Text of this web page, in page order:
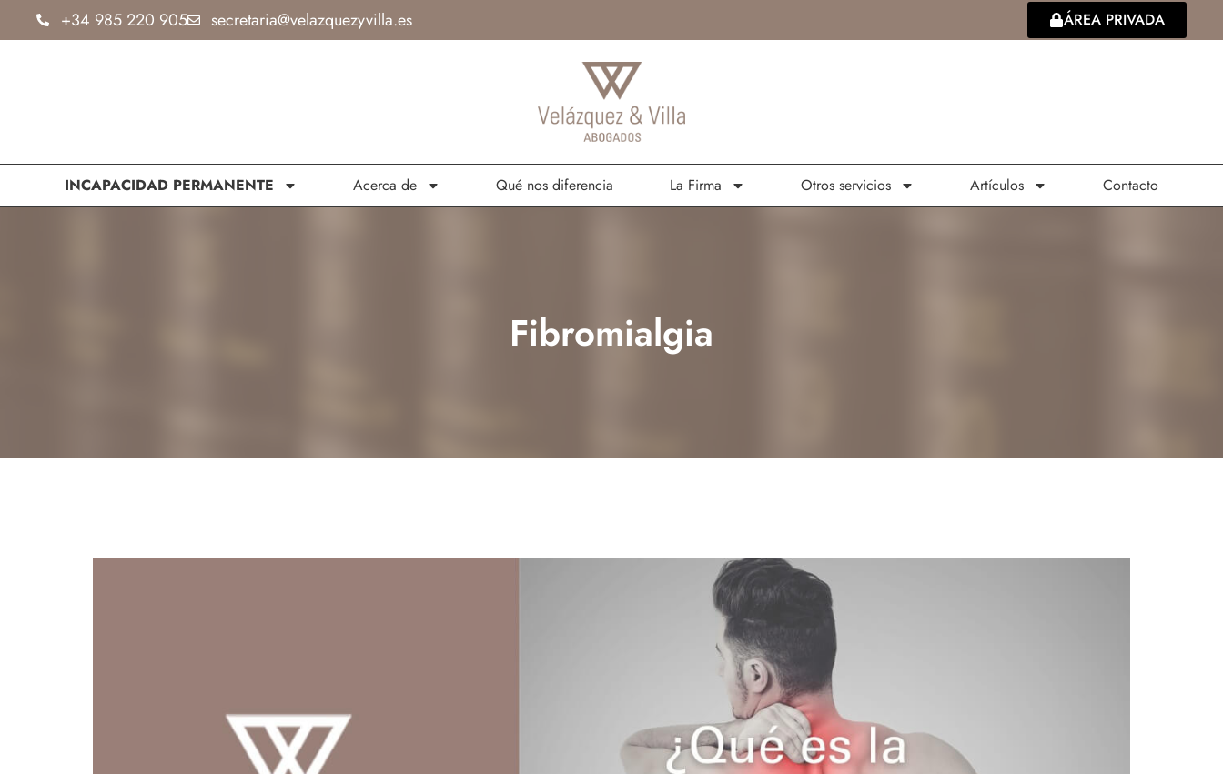
+34 985 220 905 secretaria@velazquezyvilla.es ÁREA PRIVADA
INCAPACIDAD PERMANENTE Acerca de Qué nos diferencia La Firma Otros servicios Artículos Contacto
Fibromialgia